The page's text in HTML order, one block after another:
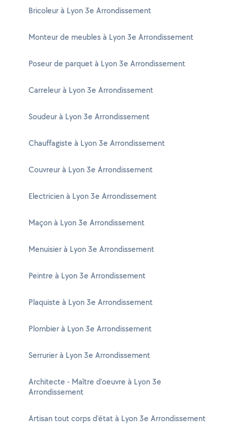
Bricoleur à Lyon 3e Arrondissement
Monteur de meubles à Lyon 3e Arrondissement
Poseur de parquet à Lyon 3e Arrondissement
Carreleur à Lyon 3e Arrondissement
Soudeur à Lyon 3e Arrondissement
Chauffagiste à Lyon 3e Arrondissement
Couvreur à Lyon 3e Arrondissement
Electricien à Lyon 3e Arrondissement
Maçon à Lyon 3e Arrondissement
Menuisier à Lyon 3e Arrondissement
Peintre à Lyon 3e Arrondissement
Plaquiste à Lyon 3e Arrondissement
Plombier à Lyon 3e Arrondissement
Serrurier à Lyon 3e Arrondissement
Architecte - Maître d'oeuvre à Lyon 3e
Arrondissement
Artisan tout corps d'état à Lyon 3e Arrondissement